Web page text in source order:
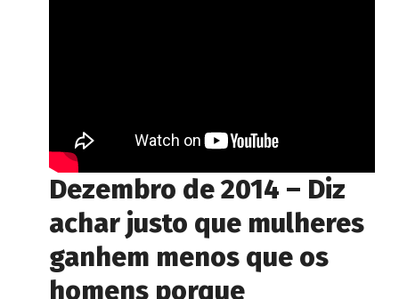
Dezembro de 2014 – Diz
achar justo que mulheres
ganhem menos que os
homens porque